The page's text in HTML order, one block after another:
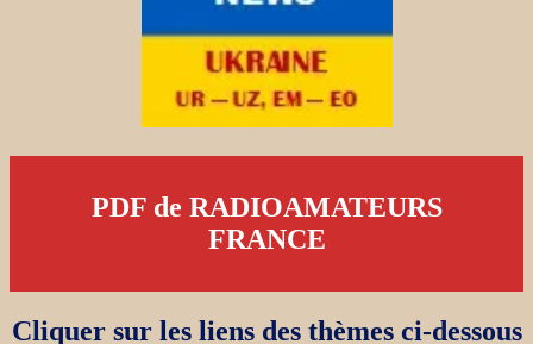
PDF de RADIOAMATEURS
FRANCE
Cliquer sur les liens des thèmes ci-dessous